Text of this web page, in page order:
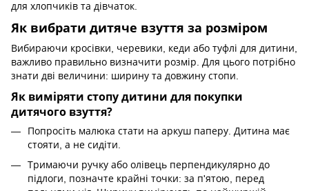
для хлопчиків та дівчаток.
Як вибрати дитяче взуття за розміром
Вибираючи кросівки, черевики, кеди або туфлі для дитини,
важливо правильно визначити розмір. Для цього потрібно
знати дві величини: ширину та довжину стопи.
Як виміряти стопу дитини для покупки
дитячого взуття?
Попросіть малюка стати на аркуш паперу. Дитина має
стояти, а не сидіти.
Тримаючи ручку або олівець перпендикулярно до
підлоги, позначте крайні точки: за п'ятою, перед